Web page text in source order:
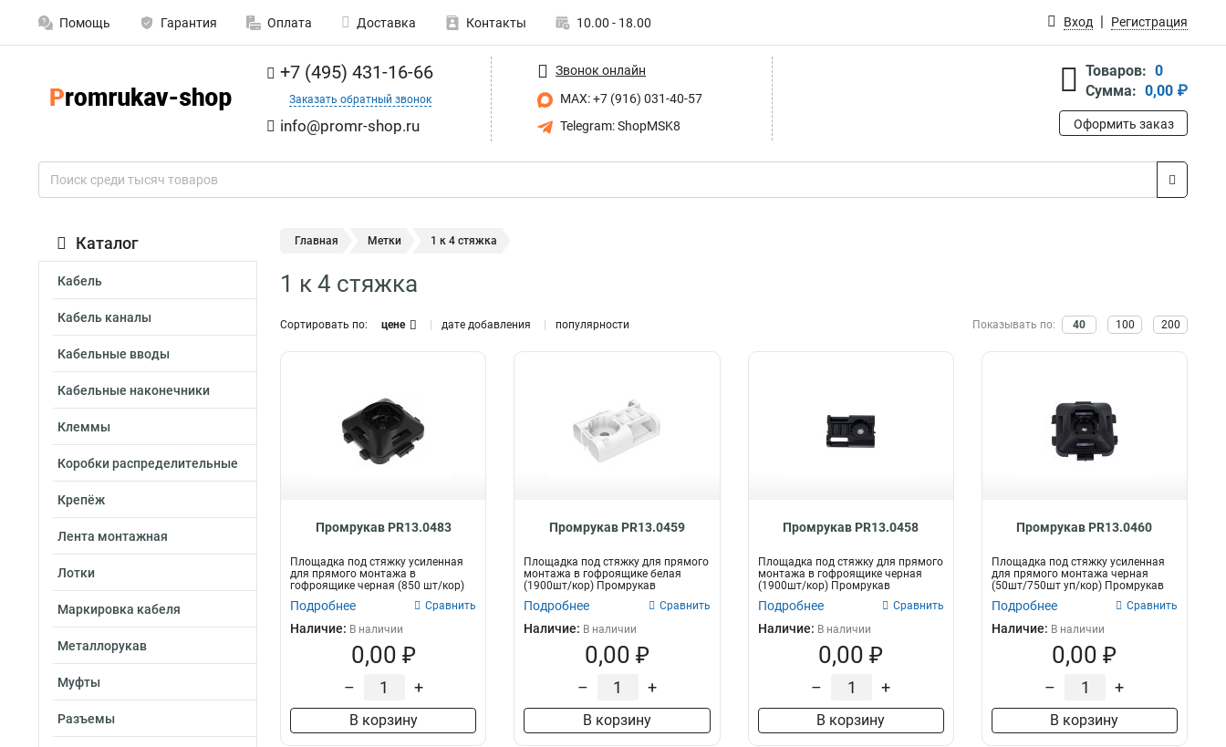
Помощь Гарантия Оплата Доставка Контакты 10.00 - 18.00 Вход Регистрация
+7 (495) 431-16-66
Заказать обратный звонок
info@promr-shop.ru
Звонок онлайн
MAX: +7 (916) 031-40-57
Telegram: ShopMSK8
Товаров: 0
Сумма: 0,00 ₽
Оформить заказ
Каталог
Кабель
Кабель каналы
Кабельные вводы
Кабельные наконечники
Клеммы
Коробки распределительные
Крепёж
Лента монтажная
Лотки
Маркировка кабеля
Металлорукав
Муфты
Разъемы
Главная Метки 1 к 4 стяжка
1 к 4 стяжка
Сортировать по: цене дате добавления популярности Показывать по: 40 100 200
Промрукав PR13.0483
Площадка под стяжку усиленная
для прямого монтажа в
гофроящике черная (850 шт/кор)
Промрукав
Подробнее Сравнить
Наличие: В наличии
0,00 ₽
– +
В корзину
Промрукав PR13.0459
Площадка под стяжку для прямого
монтажа в гофроящике белая
(1900шт/кор) Промрукав
Подробнее Сравнить
Наличие: В наличии
0,00 ₽
– +
В корзину
Промрукав PR13.0458
Площадка под стяжку для прямого
монтажа в гофроящике черная
(1900шт/кор) Промрукав
Подробнее Сравнить
Наличие: В наличии
0,00 ₽
– +
В корзину
Промрукав PR13.0460
Площадка под стяжку усиленная
для прямого монтажа черная
(50шт/750шт уп/кор) Промрукав
Подробнее Сравнить
Наличие: В наличии
0,00 ₽
– +
В корзину